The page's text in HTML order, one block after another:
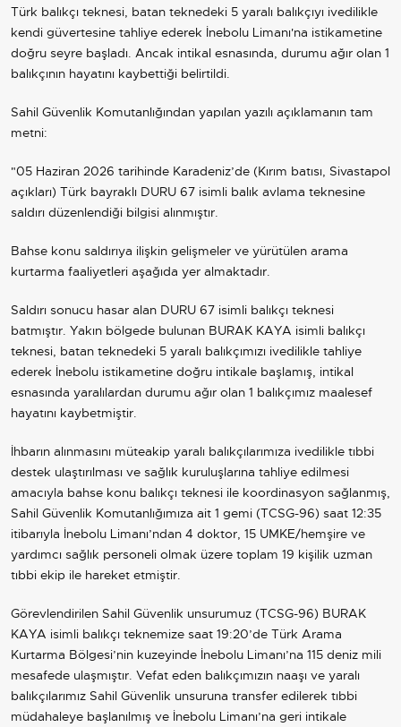
Türk balıkçı teknesi, batan teknedeki 5 yaralı balıkçıyı ivedilikle
kendi güvertesine tahliye ederek İnebolu Limanı'na istikametine
doğru seyre başladı. Ancak intikal esnasında, durumu ağır olan 1
balıkçının hayatını kaybettiği belirtildi.
Sahil Güvenlik Komutanlığından yapılan yazılı açıklamanın tam
metni:
"05 Haziran 2026 tarihinde Karadeniz’de (Kırım batısı, Sivastapol
açıkları) Türk bayraklı DURU 67 isimli balık avlama teknesine
saldırı düzenlendiği bilgisi alınmıştır.
Bahse konu saldırıya ilişkin gelişmeler ve yürütülen arama
kurtarma faaliyetleri aşağıda yer almaktadır.
Saldırı sonucu hasar alan DURU 67 isimli balıkçı teknesi
batmıştır. Yakın bölgede bulunan BURAK KAYA isimli balıkçı
teknesi, batan teknedeki 5 yaralı balıkçımızı ivedilikle tahliye
ederek İnebolu istikametine doğru intikale başlamış, intikal
esnasında yaralılardan durumu ağır olan 1 balıkçımız maalesef
hayatını kaybetmiştir.
İhbarın alınmasını müteakip yaralı balıkçılarımıza ivedilikle tıbbi
destek ulaştırılması ve sağlık kuruluşlarına tahliye edilmesi
amacıyla bahse konu balıkçı teknesi ile koordinasyon sağlanmış,
Sahil Güvenlik Komutanlığımıza ait 1 gemi (TCSG-96) saat 12:35
itibarıyla İnebolu Limanı’ndan 4 doktor, 15 UMKE/hemşire ve
yardımcı sağlık personeli olmak üzere toplam 19 kişilik uzman
tıbbi ekip ile hareket etmiştir.
Görevlendirilen Sahil Güvenlik unsurumuz (TCSG-96) BURAK
KAYA isimli balıkçı teknemize saat 19:20’de Türk Arama
Kurtarma Bölgesi’nin kuzeyinde İnebolu Limanı’na 115 deniz mili
mesafede ulaşmıştır. Vefat eden balıkçımızın naaşı ve yaralı
balıkçılarımız Sahil Güvenlik unsuruna transfer edilerek tıbbi
müdahaleye başlanılmış ve İnebolu Limanı’na geri intikale